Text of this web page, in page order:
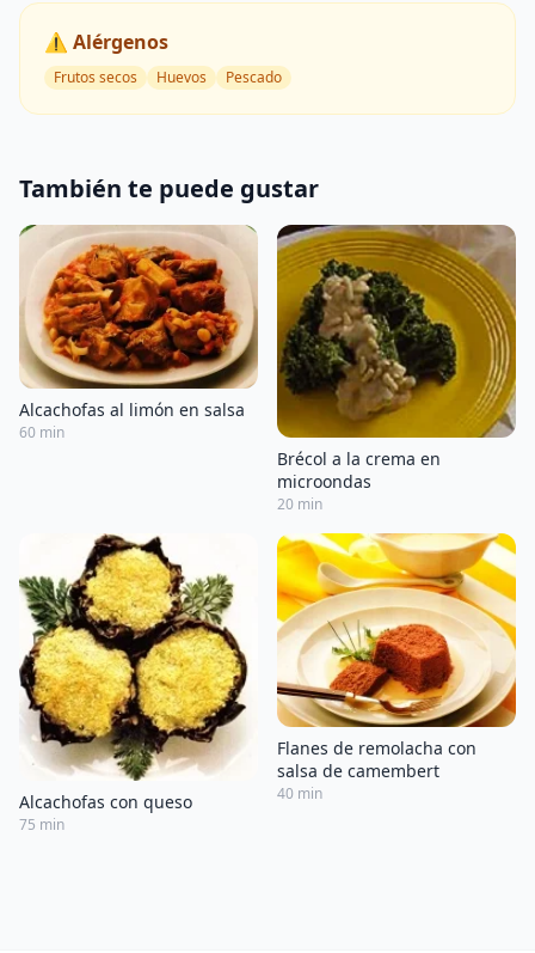
⚠️ Alérgenos
Frutos secos Huevos Pescado
También te puede gustar
Alcachofas al limón en salsa
60 min
Brécol a la crema en
microondas
20 min
Alcachofas con queso
75 min
Flanes de remolacha con
salsa de camembert
40 min